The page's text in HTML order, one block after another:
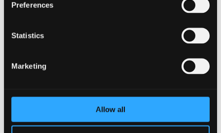
Preferences
Statistics
Marketing
Allow all
Bæredygtighed
Beliggenhed & ophold